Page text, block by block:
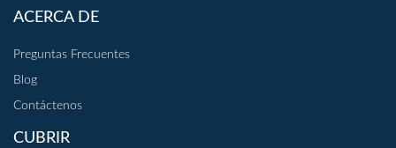
ACERCA DE
Preguntas Frecuentes
Blog
Contáctenos
CUBRIR